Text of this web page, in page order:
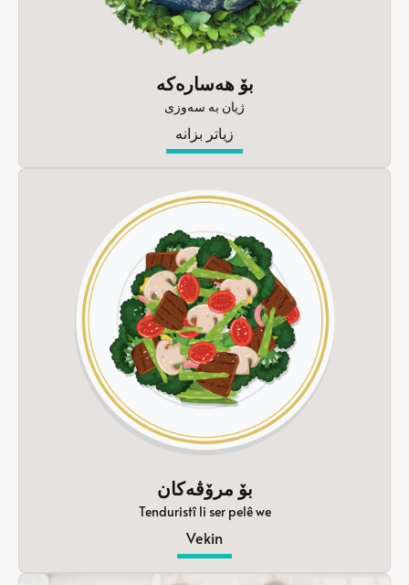
بۆ هەسارەکە
ژیان بە سەوزی
زیاتر بزانە
بۆ مرۆڤەکان
Tenduristî li ser pelê we
Vekin